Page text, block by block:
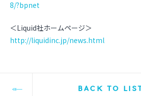
8/?bpnet
＜Liquid社ホームページ＞
http://liquidinc.jp/news.html
BACK TO LIST